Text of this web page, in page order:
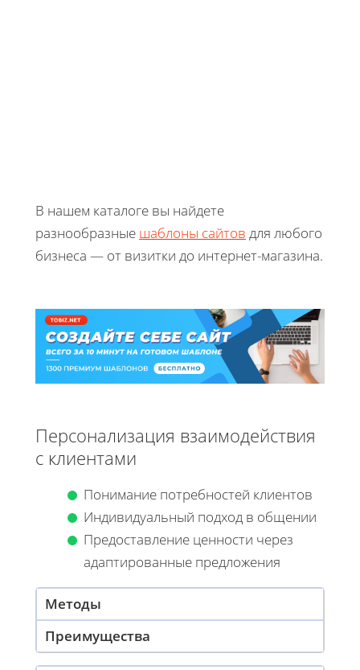
В нашем каталоге вы найдете
разнообразные шаблоны сайтов для любого
бизнеса — от визитки до интернет-магазина.
Персонализация взаимодействия
с клиентами
Понимание потребностей клиентов
Индивидуальный подход в общении
Предоставление ценности через
адаптированные предложения
Методы
Преимущества